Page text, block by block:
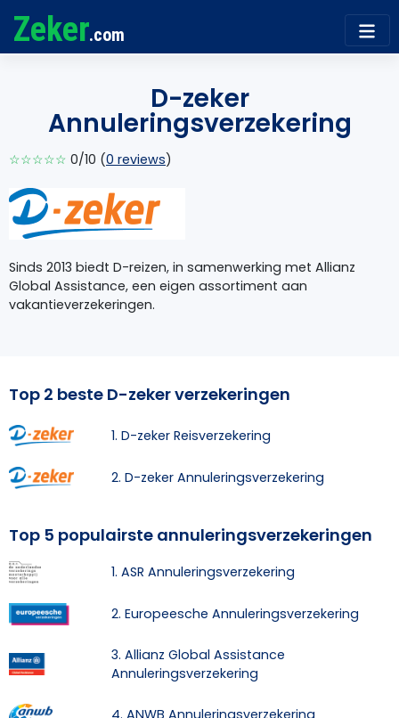
Zeker.com
D-zeker
Annuleringsverzekering
☆☆☆☆☆ 0/10 (0 reviews)
Sinds 2013 biedt D-reizen, in samenwerking met Allianz
Global Assistance, een eigen assortiment aan
vakantieverzekeringen.
Top 2 beste D-zeker verzekeringen
1. D-zeker Reisverzekering
2. D-zeker Annuleringsverzekering
Top 5 populairste annuleringsverzekeringen
1. ASR Annuleringsverzekering
2. Europeesche Annuleringsverzekering
3. Allianz Global Assistance
Annuleringsverzekering
4. ANWB Annuleringsverzekering